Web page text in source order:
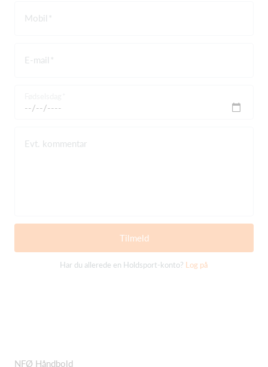
Mobil
E-mail
Evt. kommentar
Tilmeld
Har du allerede en Holdsport-konto? Log på
NFØ Håndbold